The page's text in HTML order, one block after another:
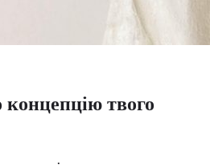
твого